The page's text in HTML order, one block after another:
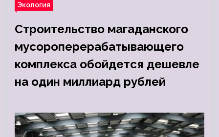
Экология
Строительство магаданского
мусороперерабатывающего
комплекса обойдется дешевле
на один миллиард рублей